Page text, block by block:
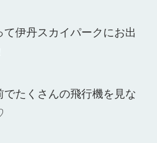
伊丹スカイパークにお出
たくさんの飛行機を見な